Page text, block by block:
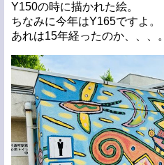
Y150の時に描かれた絵。
ちなみに今年はY165ですよ。
あれは15年経ったのか、、、。